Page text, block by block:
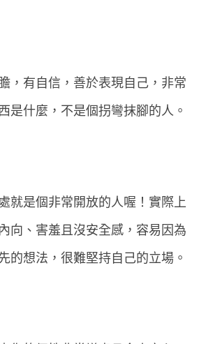
，有自信，善於表現自己，非常
是什麼，不是個拐彎抹腳的人。
就是個非常開放的人喔！實際上
向、害羞且沒安全感，容易因為
的想法，很難堅持自己的立場。